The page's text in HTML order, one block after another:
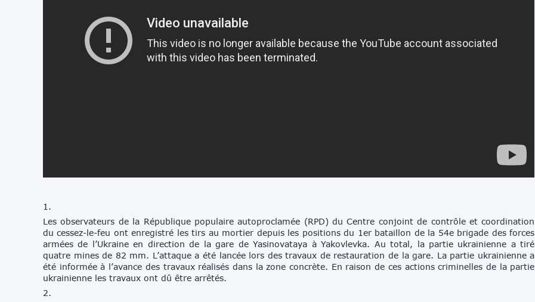
1.
Les observateurs de la République populaire autoproclamée (RPD) du Centre conjoint de contrôle et coordination
du cessez-le-feu ont enregistré les tirs au mortier depuis les positions du 1er bataillon de la 54e brigade des forces
armées de l’Ukraine en direction de la gare de Yasinovataya à Yakovlevka. Au total, la partie ukrainienne a tiré
quatre mines de 82 mm. L’attaque a été lancée lors des travaux de restauration de la gare. La partie ukrainienne a
été informée à l’avance des travaux réalisés dans la zone concrète. En raison de ces actions criminelles de la partie
ukrainienne les travaux ont dû être arrêtés.
2.